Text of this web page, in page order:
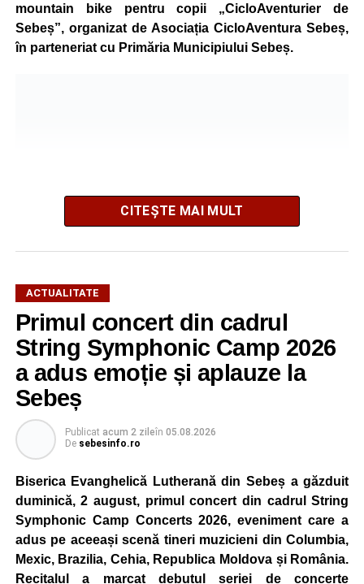
mountain bike pentru copii „CicloAventurier de
Sebeș”, organizat de Asociația CicloAventura Sebeș,
în parteneriat cu Primăria Municipiului Sebeș.
După două ediții organizate în Parcul Arini, competiția se
mută într-un nou decor, oferind participanților ocazia de a
concura într-un cadru natural deosebit. Evenimentul este
destinat copiilor și adolescenților cu vârste cuprinse între
5 și 18 ani, iar participarea este gratuită.
Organizatorii au pregătit trasee adaptate fiecărei categorii
de vârstă, astfel încât competiția să fie accesibilă atât
celor aflați la început de drum, cât și celor cu experiență în
mountain bike. La finalul întrecerii, cei mai bine clasați
concurenți vor fi recompensați cu premii în bani și premii
oferite de partenerii evenimentului.
Înaintea zilei de concurs, participanții își vor putea ridica
CITEȘTE MAI MULT
ACTUALITATE
Primul concert din cadrul
String Symphonic Camp 2026
a adus emoție și aplauze la
Sebeș
Publicat acum 2 zileîn 05.08.2026
De sebesinfo.ro
Biserica Evanghelică Lutherană din Sebeș a găzduit
duminică, 2 august, primul concert din cadrul String
Symphonic Camp Concerts 2026, eveniment care a
adus pe aceeași scenă tineri muzicieni din Columbia,
Mexic, Brazilia, Cehia, Republica Moldova și România.
Recitalul a marcat debutul seriei de concerte